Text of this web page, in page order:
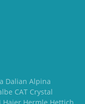
Dalian Alpina
CAT Crystal